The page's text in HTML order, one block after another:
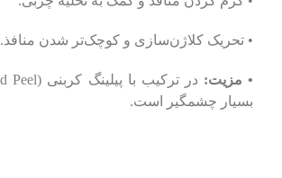
• تحریک کلاژن‌سازی و کوچک‌تر شدن منافذ.
• مزیت:
بسیار چشمگیر است.